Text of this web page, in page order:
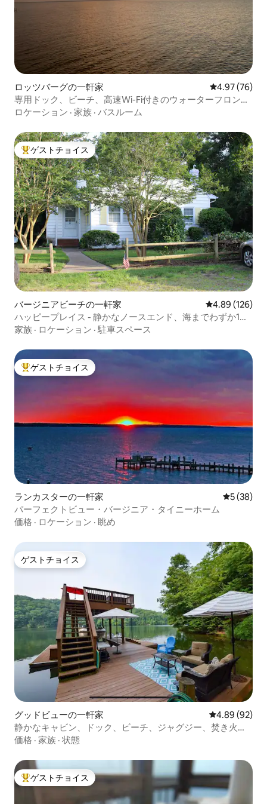
ロッツバーグの一軒家 レビュー76
4.97 (76)
専用ドック、ビーチ、高速Wi-Fi付きのウォーターフロント
の家
ロケーション · 家族 · バスルーム
大好評のゲストチョイスです。
ゲストチョイス
バージニアビーチの一軒家 レビュー126
4.89 (126)
ハッピープレイス - 静かなノースエンド、海までわずか1ブ
ロック！
家族 · ロケーション ·駐車スペース
大好評のゲストチョイスです。
ゲストチョイス
ランカスターの一軒家 レビュー
5 (38)
パーフェクトビュー・バージニア・タイニーホーム
価格 · ロケーション · 眺め
ゲストチョイス
ゲストチョイス
グッドビューの一軒家 レビュー92
4.89 (92)
静かなキャビン、ドック、ビーチ、ジャグジー、焚き火
台、カヤック
価格 · 家族 · 状態
大好評のゲストチョイスです。
ゲストチョイス